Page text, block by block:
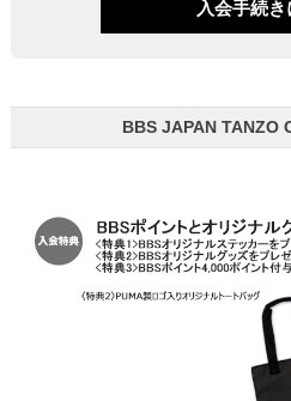
入会手続
BBS JAPAN